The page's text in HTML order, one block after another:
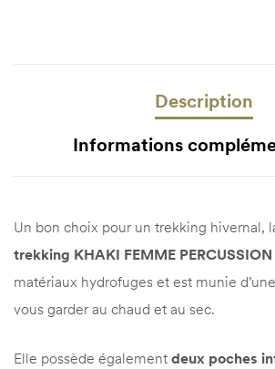
Description
Informations
Un bon choix pour un trekking hivernal,
trekking KHAKI FEMME PERCUSSION
matériaux hydrofuges et est munie
vous garder au chaud et au sec.
Elle possède également deux poches